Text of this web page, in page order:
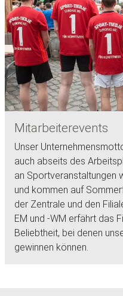
Mitarbeiterevents
Unser
auch abseits des
an Sportveranstaltungen
und kommen auf
der Zentrale und den
EM und -WM erfährt das
Beliebtheit, bei denen
gewinnen können.